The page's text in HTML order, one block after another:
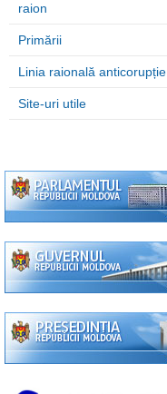
raion
Primării
Linia raională anticorupție
Site-uri utile